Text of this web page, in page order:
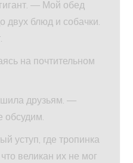
— Мой обед
двух блюд и собачки.
на почтительном
друзьям. —
обсудим.
уступ, где тропинка
великан их не мог